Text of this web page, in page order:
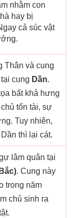
nhằm con
hay bị
cả súc vật
Thân và cung
cung Dần.
bất khả hưng
tổn tài, sự
Tuy nhiên,
thì lại cát.
lâm quân tại
. Cung này
trong năm
chủ sinh ra